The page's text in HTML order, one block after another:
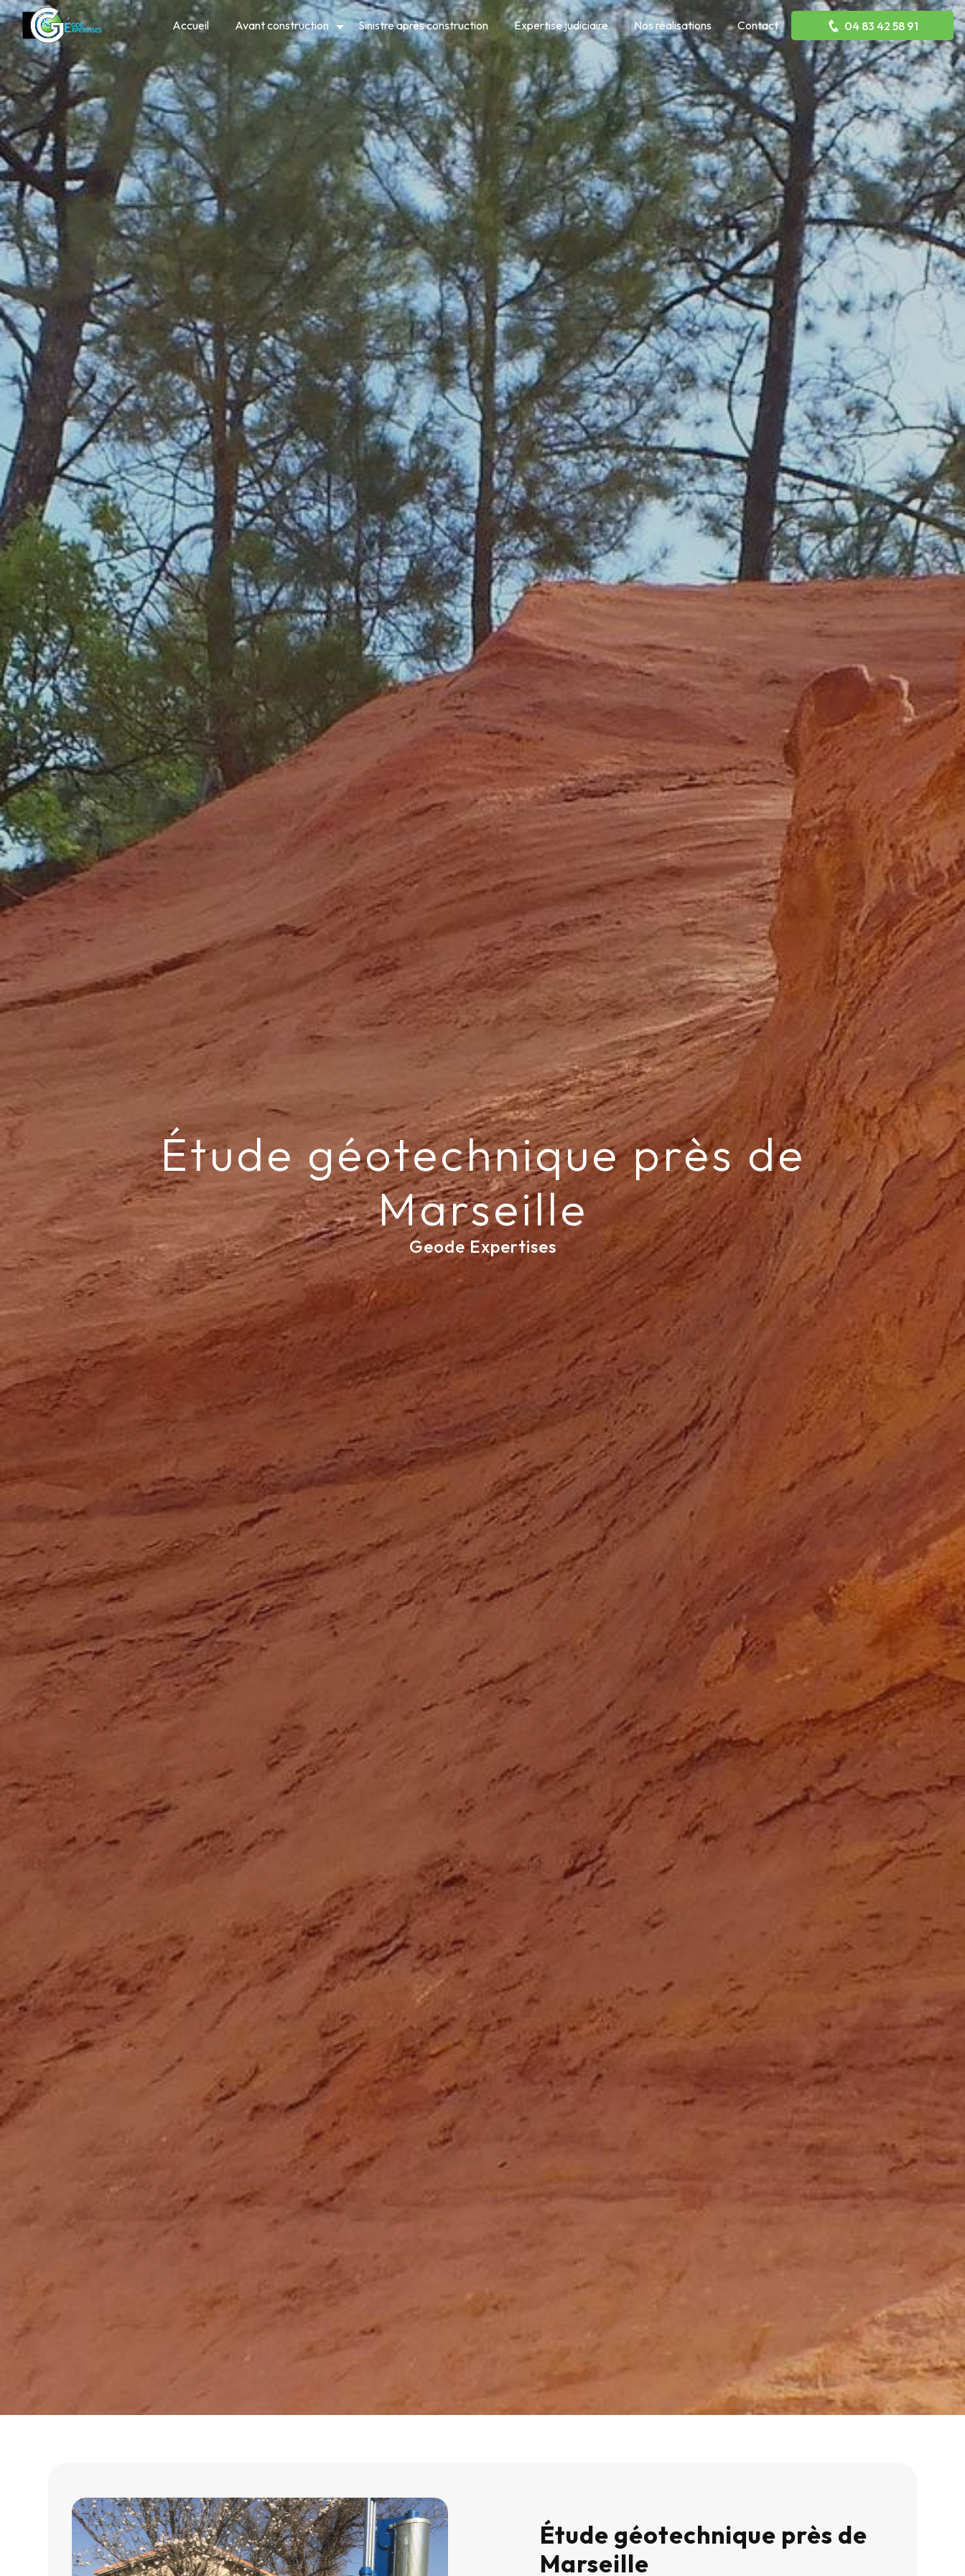
Accueil Avant construction Sinistre après construction Expertise judiciaire Nos réalisations Contact 04 83 42 58 91
Étude géotechnique près de
Marseille
Geode Expertises
Étude géotechnique près de
Marseille
Panneau de gestion des cookies